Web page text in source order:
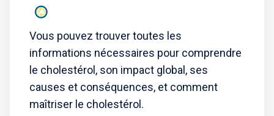
Vous pouvez trouver toutes les
informations nécessaires pour comprendre
le cholestérol, son impact global, ses
causes et conséquences, et comment
maîtriser le cholestérol.